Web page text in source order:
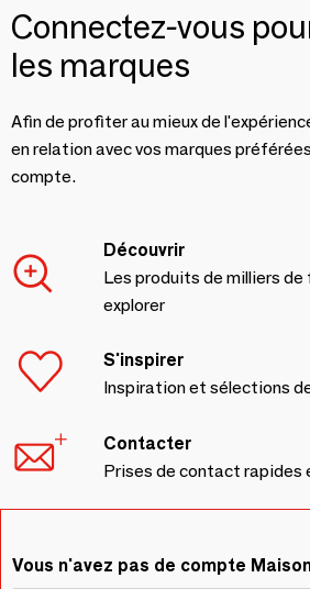
Connectez-vous
les marques
Afin de profiter au mieux de
en relation avec vos marques
compte.
Découvrir
Les produits de milliers de
explorer
S'inspirer
Inspiration et sélections
Contacter
Prises de contact rapides
Vous n'avez pas de compte